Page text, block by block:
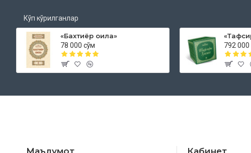
Кўп кўрилганлар
«Бахтиёр оила»
78 000 сўм
792 000